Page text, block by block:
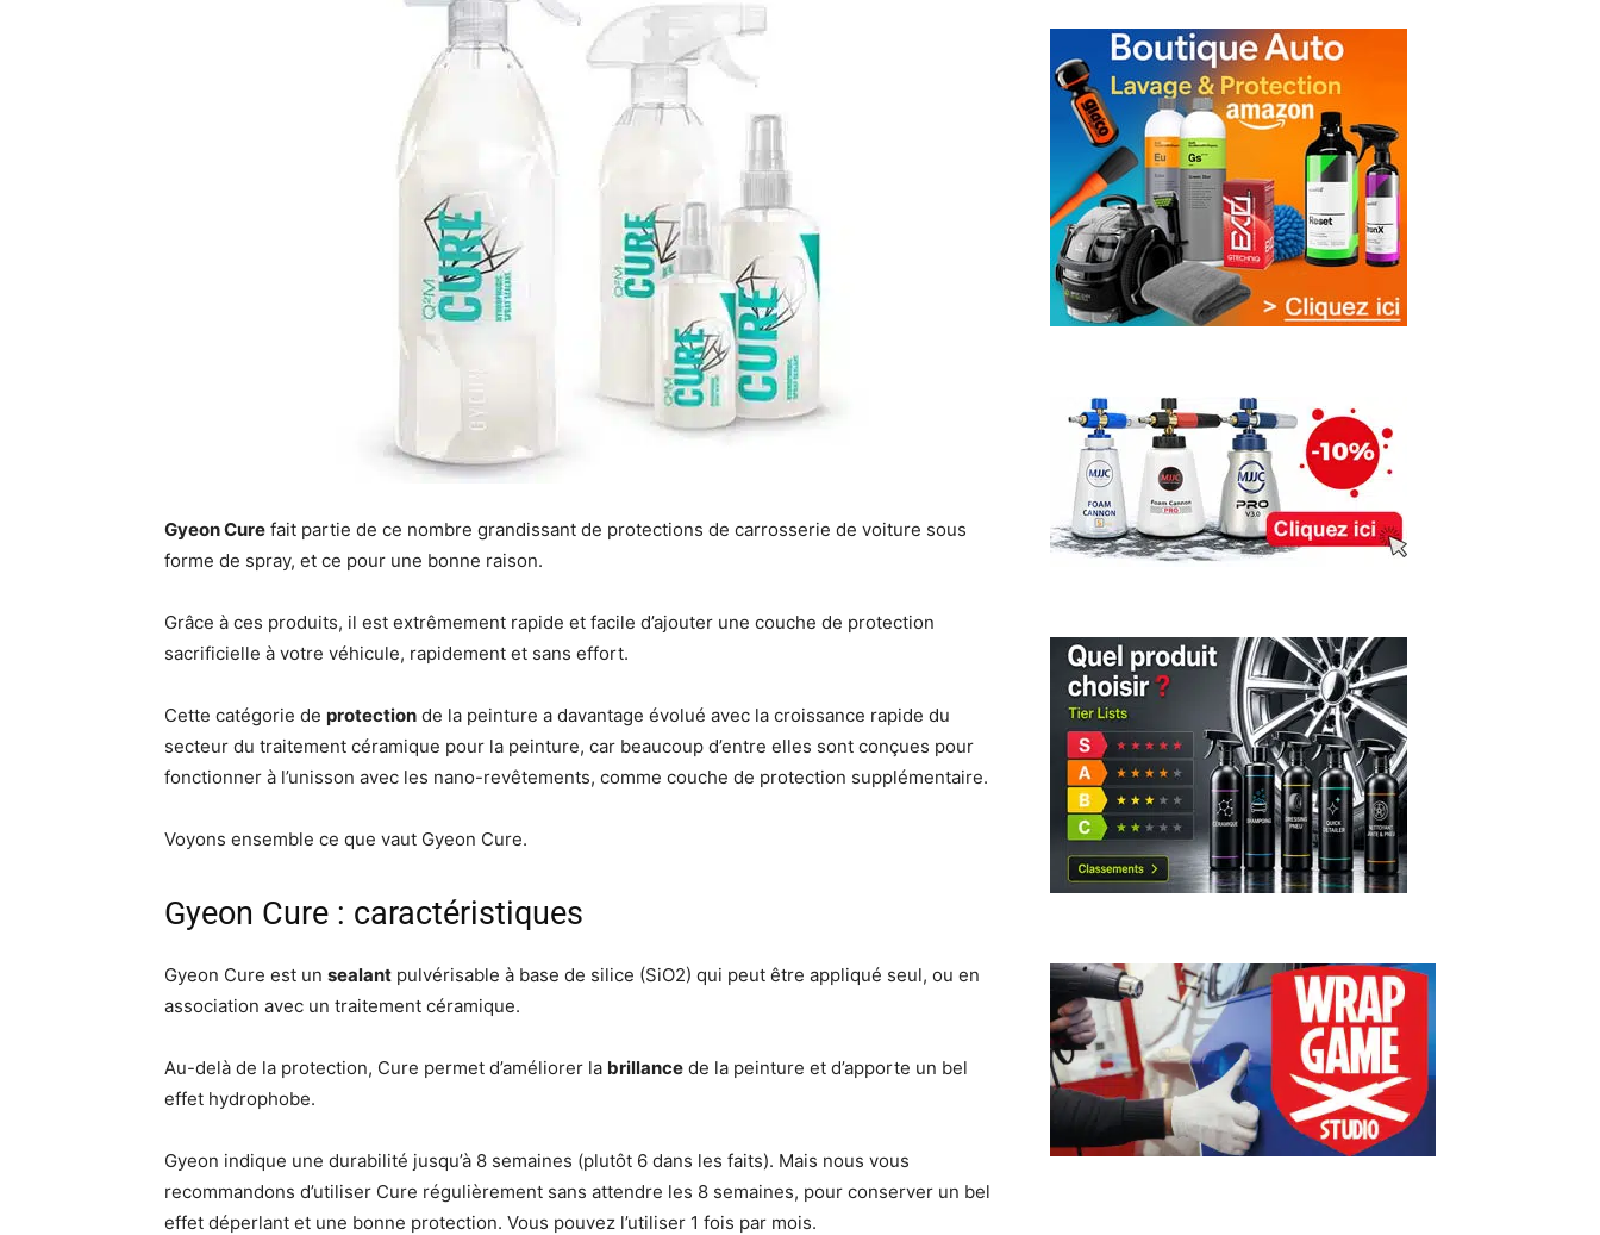
Gyeon Cure fait partie de ce nombre grandissant de protections de carrosserie de voiture sous
forme de spray, et ce pour une bonne raison.
Grâce à ces produits, il est extrêmement rapide et facile d’ajouter une couche de protection
sacrificielle à votre véhicule, rapidement et sans effort.
Cette catégorie de protection de la peinture a davantage évolué avec la croissance rapide du
secteur du traitement céramique pour la peinture, car beaucoup d’entre elles sont conçues pour
fonctionner à l’unisson avec les nano-revêtements, comme couche de protection supplémentaire.
Voyons ensemble ce que vaut Gyeon Cure.
Gyeon Cure : caractéristiques
Gyeon Cure est un sealant pulvérisable à base de silice (SiO2) qui peut être appliqué seul, ou en
association avec un traitement céramique.
Au-delà de la protection, Cure permet d’améliorer la brillance de la peinture et d’apporte un bel
effet hydrophobe.
Gyeon indique une durabilité jusqu’à 8 semaines (plutôt 6 dans les faits). Mais nous vous
recommandons d’utiliser Cure régulièrement sans attendre les 8 semaines, pour conserver un bel
effet déperlant et une bonne protection. Vous pouvez l’utiliser 1 fois par mois.